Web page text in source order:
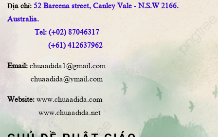
Địa chỉ: 52 Bareena street, Canley Vale - N.S.W 2166.
Australia.
Tel: (+02) 87046317
(+61) 412637962
Email: chuaadida1@gmail.com
chuaadida@ymail.com
Website: www.chuaadida.com
www.chuaadida.net